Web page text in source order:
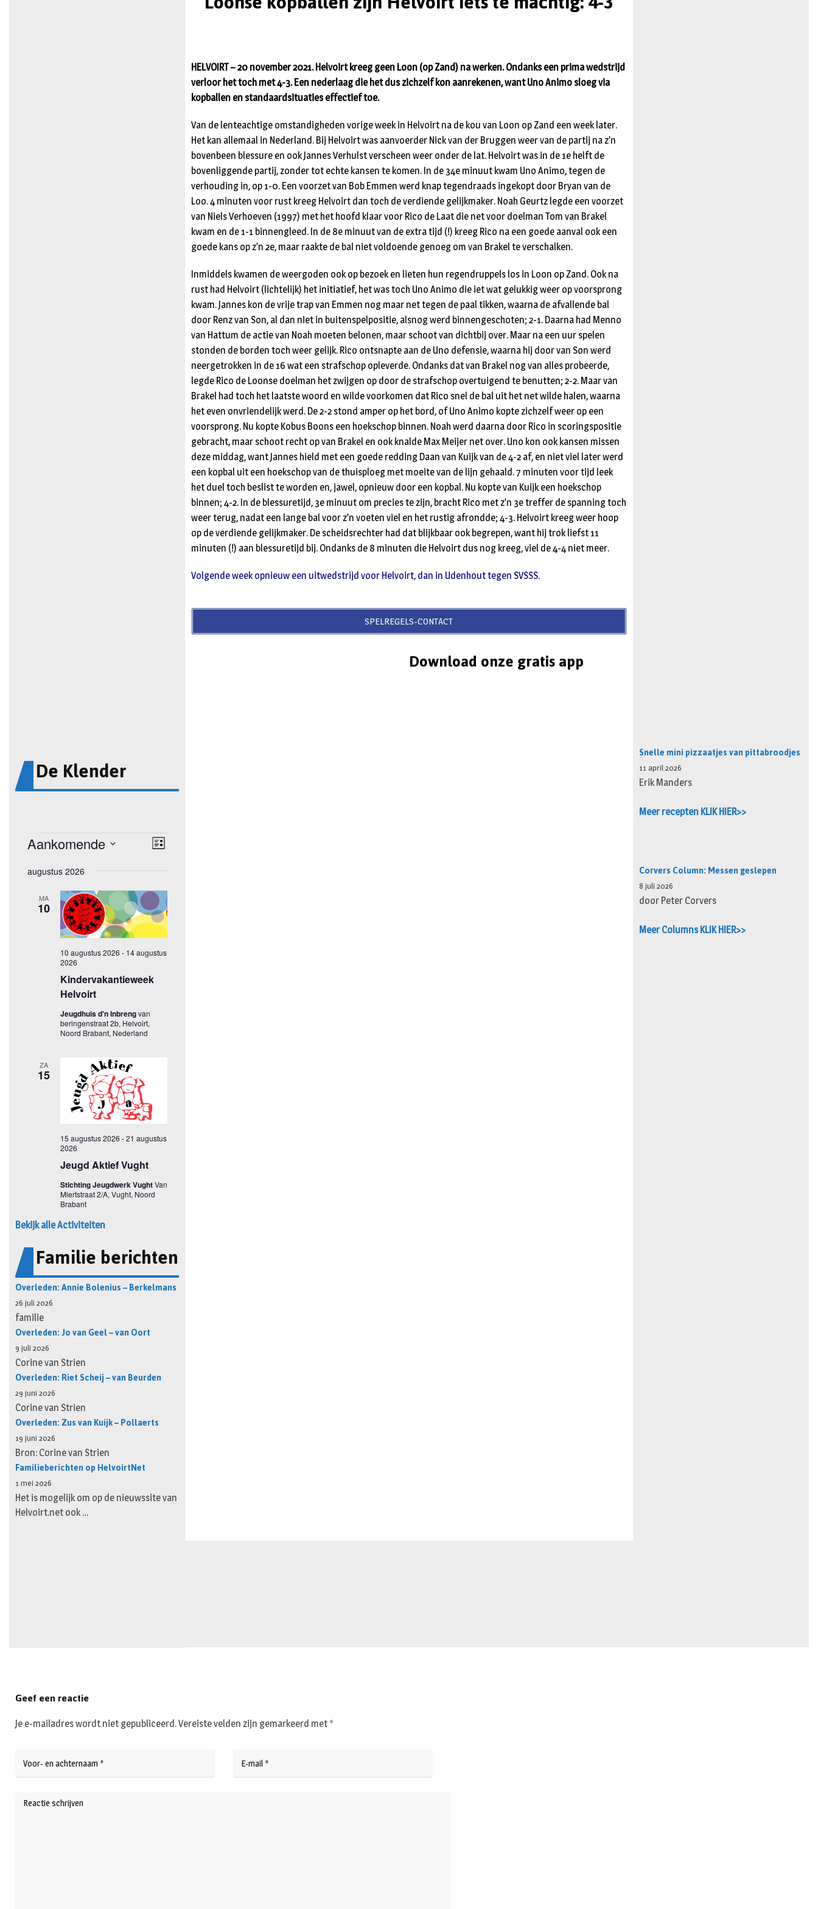
De Klender
Bekijk alle Activiteiten
Familie berichten
Overleden: Annie Bolenius – Berkelmans
26 juli 2026
familie
Overleden: Jo van Geel – van Oort
9 juli 2026
Corine van Strien
Overleden: Riet Scheij – van Beurden
29 juni 2026
Corine van Strien
Overleden: Zus van Kuijk – Pollaerts
19 juni 2026
Bron: Corine van Strien
Familieberichten op HelvoirtNet
1 mei 2026
Het is mogelijk om op de nieuwssite van
Helvoirt.net ook …
HELVOIRT – 20 november 2021. Helvoirt kreeg geen Loon (op Zand) na werken. Ondanks een prima wedstrijd
verloor het toch met 4-3. Een nederlaag die het dus zichzelf kon aanrekenen, want Uno Animo sloeg via
kopballen en standaardsituaties effectief toe.
Van de lenteachtige omstandigheden vorige week in Helvoirt na de kou van Loon op Zand een week later.
Het kan allemaal in Nederland. Bij Helvoirt was aanvoerder Nick van der Bruggen weer van de partij na z’n
bovenbeen blessure en ook Jannes Verhulst verscheen weer onder de lat. Helvoirt was in de 1e helft de
bovenliggende partij, zonder tot echte kansen te komen. In de 34e minuut kwam Uno Animo, tegen de
verhouding in, op 1-0. Een voorzet van Bob Emmen werd knap tegendraads ingekopt door Bryan van de
Loo. 4 minuten voor rust kreeg Helvoirt dan toch de verdiende gelijkmaker. Noah Geurtz legde een voorzet
van Niels Verhoeven (1997) met het hoofd klaar voor Rico de Laat die net voor doelman Tom van Brakel
kwam en de 1-1 binnengleed. In de 8e minuut van de extra tijd (!) kreeg Rico na een goede aanval ook een
goede kans op z’n 2e, maar raakte de bal niet voldoende genoeg om van Brakel te verschalken.
Inmiddels kwamen de weergoden ook op bezoek en lieten hun regendruppels los in Loon op Zand. Ook na
rust had Helvoirt (lichtelijk) het initiatief, het was toch Uno Animo die iet wat gelukkig weer op voorsprong
kwam. Jannes kon de vrije trap van Emmen nog maar net tegen de paal tikken, waarna de afvallende bal
door Renz van Son, al dan niet in buitenspelpositie, alsnog werd binnengeschoten; 2-1. Daarna had Menno
van Hattum de actie van Noah moeten belonen, maar schoot van dichtbij over. Maar na een uur spelen
stonden de borden toch weer gelijk. Rico ontsnapte aan de Uno defensie, waarna hij door van Son werd
neergetrokken in de 16 wat een strafschop opleverde. Ondanks dat van Brakel nog van alles probeerde,
legde Rico de Loonse doelman het zwijgen op door de strafschop overtuigend te benutten; 2-2. Maar van
Brakel had toch het laatste woord en wilde voorkomen dat Rico snel de bal uit het net wilde halen, waarna
het even onvriendelijk werd. De 2-2 stond amper op het bord, of Uno Animo kopte zichzelf weer op een
voorsprong. Nu kopte Kobus Boons een hoekschop binnen. Noah werd daarna door Rico in scoringspositie
gebracht, maar schoot recht op van Brakel en ook knalde Max Meijer net over. Uno kon ook kansen missen
deze middag, want Jannes hield met een goede redding Daan van Kuijk van de 4-2 af, en niet viel later werd
een kopbal uit een hoekschop van de thuisploeg met moeite van de lijn gehaald. 7 minuten voor tijd leek
het duel toch beslist te worden en, jawel, opnieuw door een kopbal. Nu kopte van Kuijk een hoekschop
binnen; 4-2. In de blessuretijd, 3e minuut om precies te zijn, bracht Rico met z’n 3e treffer de spanning toch
weer terug, nadat een lange bal voor z’n voeten viel en het rustig afrondde; 4-3. Helvoirt kreeg weer hoop
op de verdiende gelijkmaker. De scheidsrechter had dat blijkbaar ook begrepen, want hij trok liefst 11
minuten (!) aan blessuretijd bij. Ondanks de 8 minuten die Helvoirt dus nog kreeg, viel de 4-4 niet meer.
Volgende week opnieuw een uitwedstrijd voor Helvoirt, dan in Udenhout tegen SVSSS.
SPELREGELS-CONTACT
Download onze gratis app
Snelle mini pizzaatjes van pittabroodjes
11 april 2026
Erik Manders
Meer recepten KLIK HIER>>
Corvers Column: Messen geslepen
8 juli 2026
door Peter Corvers
Meer Columns KLIK HIER>>
Geef een reactie
Je e-mailadres wordt niet gepubliceerd.Vereiste velden zijn gemarkeerd met *